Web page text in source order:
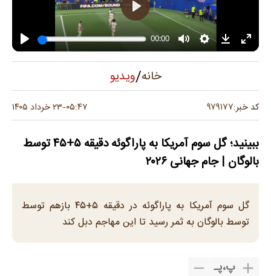
خانه/ویدیو
کد خبر:۹۷۹۱۷۷ ۰۵:۴۷-۲۳ خرداد ۱۴۰۵
ببینید؛ گل سوم آمریکا به پاراگوئه دقیقه ۵+۴۵ توسط
بالوگان | جام جهانی ۲۰۲۶
گل سوم آمریکا به پاراگوئه در دقیقه ۵+۴۵ بازهم توسط
توسط بالوگان به ثمر رسید تا این مهاجم دبل کند
پ،پـ